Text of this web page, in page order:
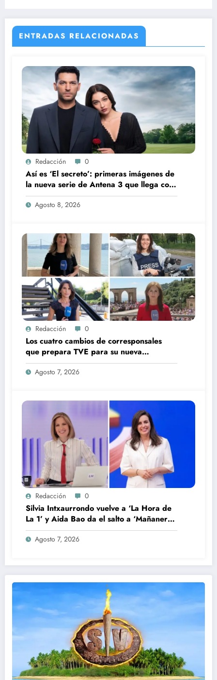
ENTRADAS RELACIONADAS
Redacción 0
Así es ‘El secreto’: primeras imágenes de
la nueva serie de Antena 3 que llega con
una verdad brutal
Agosto 8, 2026
Redacción 0
Los cuatro cambios de corresponsales
que prepara TVE para su nueva
temporada
Agosto 7, 2026
Redacción 0
Silvia Intxaurrondo vuelve a ‘La Hora de
La 1’ y Aida Bao da el salto a ‘Mañaneros
360’
Agosto 7, 2026